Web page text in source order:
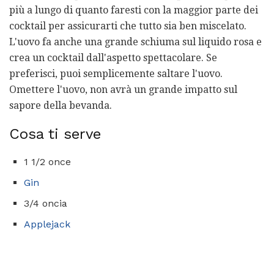
più a lungo di quanto faresti con la maggior parte dei
cocktail per assicurarti che tutto sia ben miscelato.
L'uovo fa anche una grande schiuma sul liquido rosa e
crea un cocktail dall'aspetto spettacolare. Se
preferisci, puoi semplicemente saltare l'uovo.
Omettere l'uovo, non avrà un grande impatto sul
sapore della bevanda.
Cosa ti serve
1 1/2 once
Gin
3/4 oncia
Applejack